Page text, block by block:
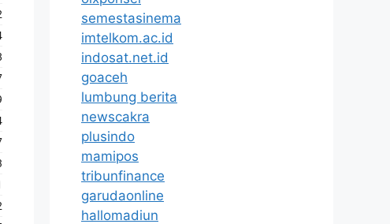
semestasinema
imtelkom.ac.id
indosat.net.id
goaceh
lumbung berita
newscakra
plusindo
mamipos
tribunfinance
garudaonline
hallomadiun